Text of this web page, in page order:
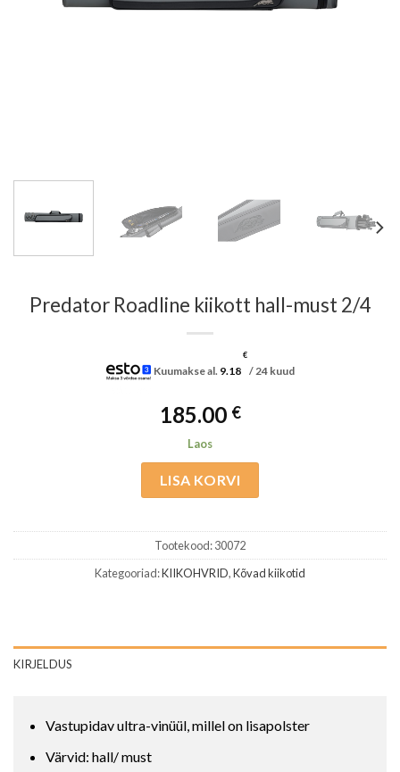
Predator Roadline kiikott hall-must 2/4
Kuumakse al. 9.18
€
/ 24 kuud
185.00 €
Laos
LISA KORVI
Tootekood:30072
Kategooriad:KIIKOHVRID,Kõvad kiikotid
KIRJELDUS
Vastupidav ultra-vinüül, millel on lisapolster
Värvid: hall/ must